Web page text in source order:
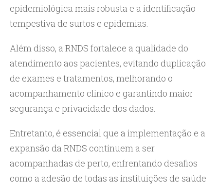
epidemiológica mais robusta e a identificação
tempestiva de surtos e epidemias.
Além disso, a RNDS fortalece a qualidade do
atendimento aos pacientes, evitando duplicação
de exames e tratamentos, melhorando o
acompanhamento clínico e garantindo maior
segurança e privacidade dos dados.
Entretanto, é essencial que a implementação e a
expansão da RNDS continuem a ser
acompanhadas de perto, enfrentando desafios
como a adesão de todas as instituições de saúde